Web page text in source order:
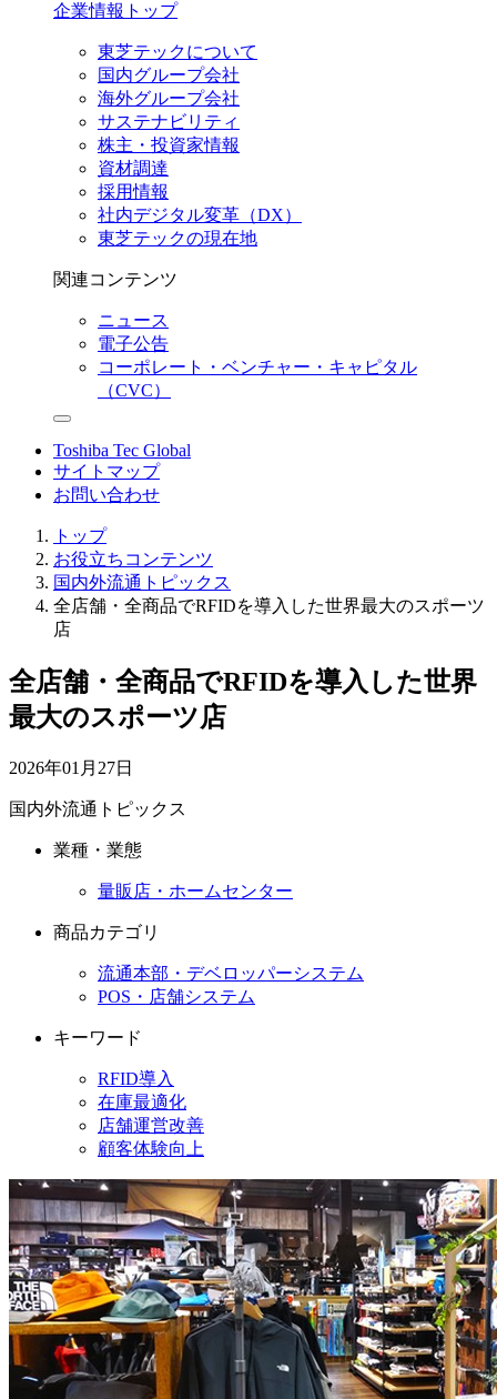
企業情報トップ
東芝テックについて
国内グループ会社
海外グループ会社
サステナビリティ
株主・投資家情報
資材調達
採用情報
社内デジタル変革（DX）
東芝テックの現在地
関連コンテンツ
ニュース
電子公告
コーポレート・ベンチャー・キャピタル
（CVC）
Toshiba Tec Global
サイトマップ
お問い合わせ
トップ
お役立ちコンテンツ
国内外流通トピックス
全店舗・全商品でRFIDを導入した世界最大のスポーツ
店
全店舗・全商品でRFIDを導入した世界
最大のスポーツ店
2026年01月27日
国内外流通トピックス
業種・業態
量販店・ホームセンター
商品カテゴリ
流通本部・デベロッパーシステム
POS・店舗システム
キーワード
RFID導入
在庫最適化
店舗運営改善
顧客体験向上